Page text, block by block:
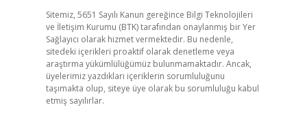
Sitemiz, 5651 Sayılı Kanun gereğince Bilgi Teknolojileri
ve İletişim Kurumu (BTK) tarafından onaylanmış bir Yer
Sağlayıcı olarak hizmet vermektedir. Bu nedenle,
sitedeki içerikleri proaktif olarak denetleme veya
araştırma yükümlülüğümüz bulunmamaktadır. Ancak,
üyelerimiz yazdıkları içeriklerin sorumluluğunu
taşımakta olup, siteye üye olarak bu sorumluluğu kabul
etmiş sayılırlar.